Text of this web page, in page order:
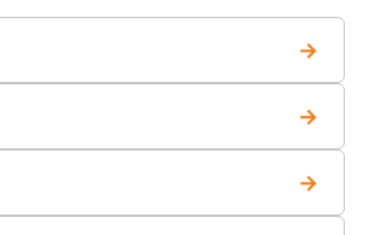
→
→
→